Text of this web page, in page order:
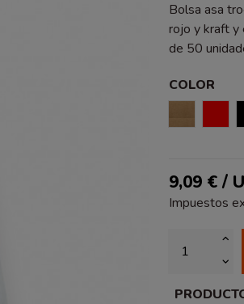
Bolsa asa
rojo y kraft y
de 50
COLOR
9,09 € /
Impuestos